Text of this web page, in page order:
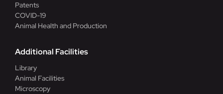
Patents
COVID-19
Animal Health and Production
Additional Facilities
Library
Animal Facilities
Microscopy